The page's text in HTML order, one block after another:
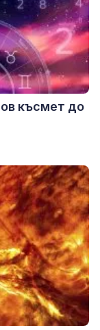
късмет до